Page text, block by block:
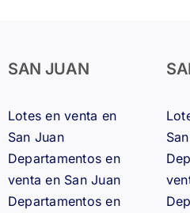
SAN JUAN
Lotes en venta en
San Juan
Departamentos en
venta en San Juan
Departamentos en